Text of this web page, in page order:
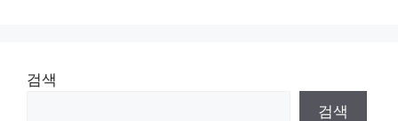
검색
검색